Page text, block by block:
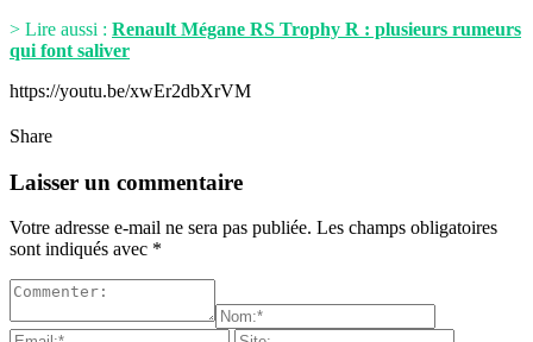
> Lire aussi : Renault Mégane RS Trophy R : plusieurs rumeurs
qui font saliver
https://youtu.be/xwEr2dbXrVM
Share
Laisser un commentaire
Votre adresse e-mail ne sera pas publiée. Les champs obligatoires
sont indiqués avec *